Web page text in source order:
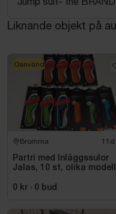
Liknande objekt på
Bromma 11d
Partri med Inläggssulor
Jalas, 10 st, olika
0 kr · 0 bud
Oanvänd